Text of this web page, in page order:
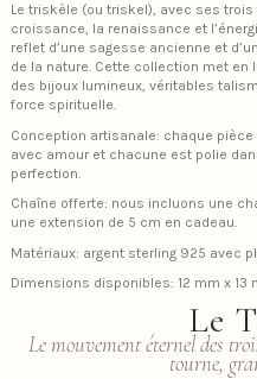
Le triskèle (ou triskel), avec ses
croissance, la renaissance et
reflet d’une sagesse ancienne et
de la nature. Cette collection met
des bijoux lumineux, véritables
force spirituelle.
Conception artisanale: chaque
avec amour et chacune est polie
perfection.
Chaîne offerte: nous incluons une
une extension de 5 cm en cadeau.
Matériaux: argent sterling 925 avec
Dimensions disponibles: 12 mm x 13
Le
Le mouvement éternel des
tourne,